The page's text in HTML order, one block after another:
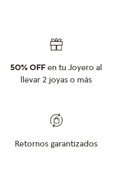
50% OFF en tu Joyero al
llevar 2 joyas o más
Retornos garantizados